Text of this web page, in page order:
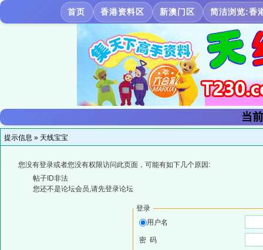
首页 香港资料区 新澳门区 简洁浏览:香
当
提示信息 » 天线宝宝
您没有登录或者您没有权限访问此页面，可能有如下几个原因:
帖子ID非法
您还不是论坛会员,请先登录论坛
登录
用户名
密 码